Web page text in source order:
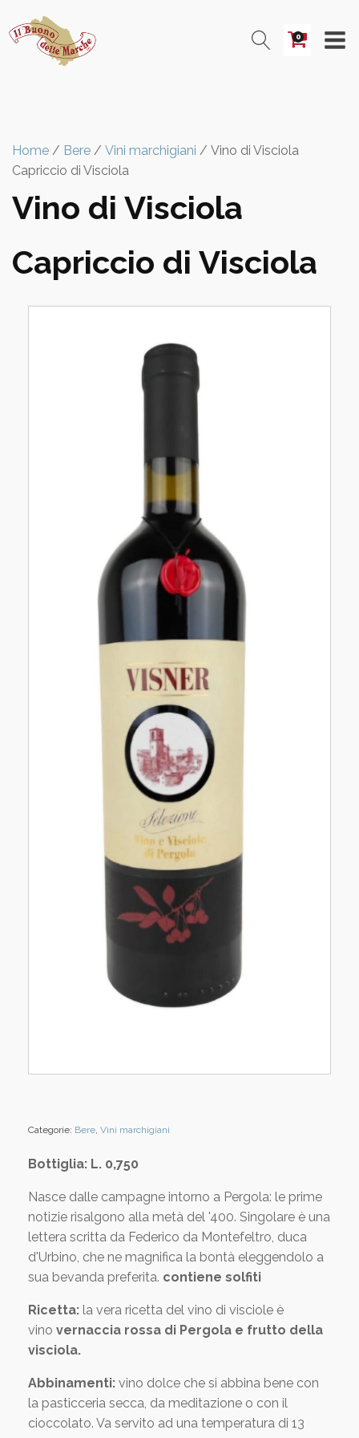
0
Home / Bere / Vini marchigiani / Vino di Visciola
Capriccio di Visciola
Vino di Visciola
Capriccio di Visciola
Categorie: Bere, Vini marchigiani
Bottiglia: L. 0,750
Nasce dalle campagne intorno a Pergola: le prime
notizie risalgono alla metà del '400. Singolare è una
lettera scritta da Federico da Montefeltro, duca
d'Urbino, che ne magnifica la bontà eleggendolo a
sua bevanda preferita. contiene solfiti
Ricetta: la vera ricetta del vino di visciole è
vino vernaccia rossa di Pergola e frutto della
visciola.
Abbinamenti: vino dolce che si abbina bene con
la pasticceria secca, da meditazione o con il
cioccolato. Va servito ad una temperatura di 13